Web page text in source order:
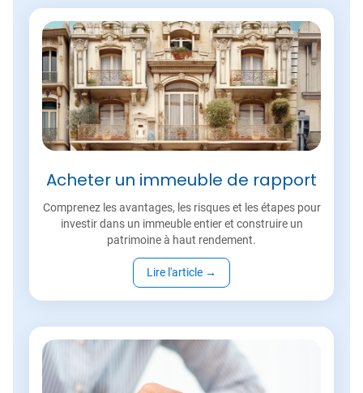
Acheter un immeuble de rapport
Comprenez les avantages, les risques et les étapes pour
investir dans un immeuble entier et construire un
patrimoine à haut rendement.
Lire l'article →